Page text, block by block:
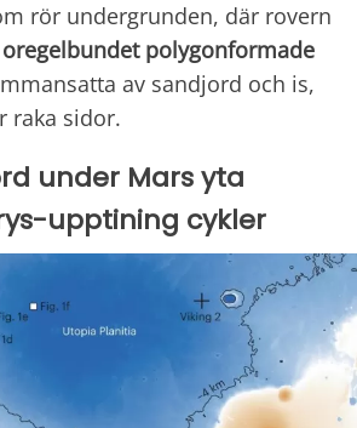
rör undergrunden, där rovern
oregelbundet polygonformade
av sandjord och is,
raka sidor.
under Mars yta
upptining cykler